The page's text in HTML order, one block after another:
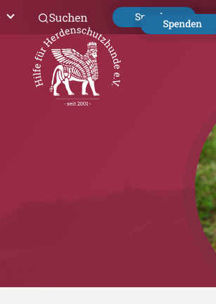
Suchen Spenden
Spenden